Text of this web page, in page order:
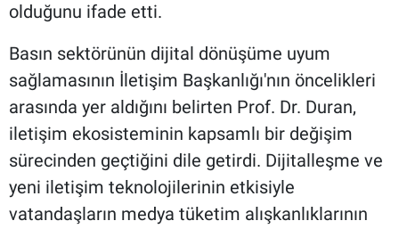
olduğunu ifade etti.
Basın sektörünün dijital dönüşüme uyum
sağlamasının İletişim Başkanlığı'nın öncelikleri
arasında yer aldığını belirten Prof. Dr. Duran,
iletişim ekosisteminin kapsamlı bir değişim
sürecinden geçtiğini dile getirdi. Dijitalleşme ve
yeni iletişim teknolojilerinin etkisiyle
vatandaşların medya tüketim alışkanlıklarının